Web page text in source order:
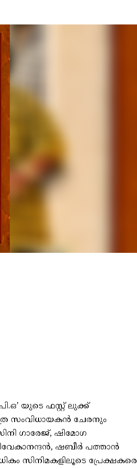
യുടെ ഫസ്റ്റ് ലുക്ക്
സംവിധായകൻ ചേരനും
ഗാരേജ്, ഷിമോഗ
ഷബീർ പത്താൻ
സിനിമകളിലൂടെ പ്രേക്ഷകരെ